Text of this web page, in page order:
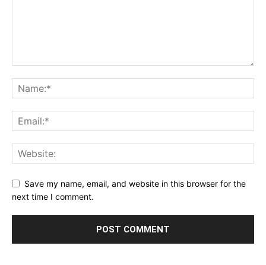
Save my name, email, and website in this browser for the
next time I comment.